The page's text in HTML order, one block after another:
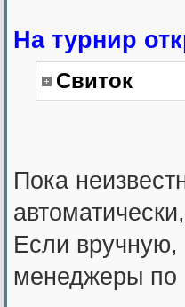
На турнир
Свиток
Пока
Если вручную,
менеджеры по